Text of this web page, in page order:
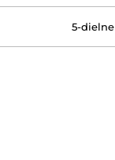
5-dielne